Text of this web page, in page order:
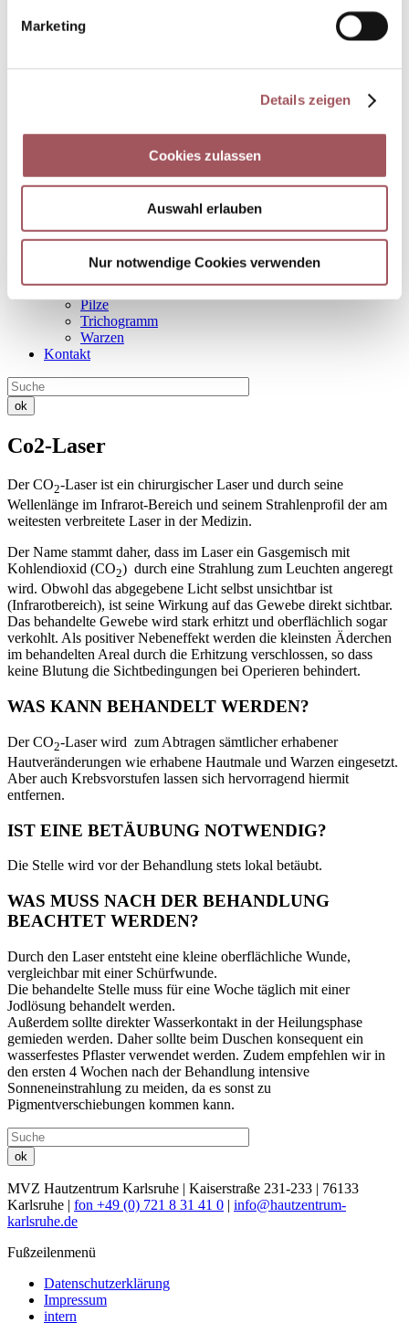
Marketing
Details zeigen
Cookies zulassen
Auswahl erlauben
Nur notwendige Cookies verwenden
Venen
Krampfadern
Tumor-Chirurgie
Allergien
Allergien
Allergietestung
Hyposensibilisierung
Herpes nosode
Ohrloch stechen
Pilze
Trichogramm
Warzen
Kontakt
ok
Co2-Laser
Der CO2-Laser ist ein chirurgischer Laser und durch seine
Wellenlänge im Infrarot-Bereich und seinem Strahlenprofil der am
weitesten verbreitete Laser in der Medizin.
Der Name stammt daher, dass im Laser ein Gasgemisch mit
Kohlendioxid (CO2) durch eine Strahlung zum Leuchten angeregt
wird. Obwohl das abgegebene Licht selbst unsichtbar ist
(Infrarotbereich), ist seine Wirkung auf das Gewebe direkt sichtbar.
Das behandelte Gewebe wird stark erhitzt und oberflächlich sogar
verkohlt. Als positiver Nebeneffekt werden die kleinsten Äderchen
im behandelten Areal durch die Erhitzung verschlossen, so dass
keine Blutung die Sichtbedingungen bei Operieren behindert.
WAS KANN BEHANDELT WERDEN?
Der CO2-Laser wird zum Abtragen sämtlicher erhabener
Hautveränderungen wie erhabene Hautmale und Warzen eingesetzt.
Aber auch Krebsvorstufen lassen sich hervorragend hiermit
entfernen.
IST EINE BETÄUBUNG NOTWENDIG?
Die Stelle wird vor der Behandlung stets lokal betäubt.
WAS MUSS NACH DER BEHANDLUNG
BEACHTET WERDEN?
Durch den Laser entsteht eine kleine oberflächliche Wunde,
vergleichbar mit einer Schürfwunde.
Die behandelte Stelle muss für eine Woche täglich mit einer
Jodlösung behandelt werden.
Außerdem sollte direkter Wasserkontakt in der Heilungsphase
gemieden werden. Daher sollte beim Duschen konsequent ein
wasserfestes Pflaster verwendet werden. Zudem empfehlen wir in
den ersten 4 Wochen nach der Behandlung intensive
Sonneneinstrahlung zu meiden, da es sonst zu
Pigmentverschiebungen kommen kann.
ok
MVZ Hautzentrum Karlsruhe | Kaiserstraße 231-233 | 76133
Karlsruhe | fon +49 (0) 721 8 31 41 0 | info@hautzentrum-
karlsruhe.de
Fußzeilenmenü
Datenschutzerklärung
Impressum
intern